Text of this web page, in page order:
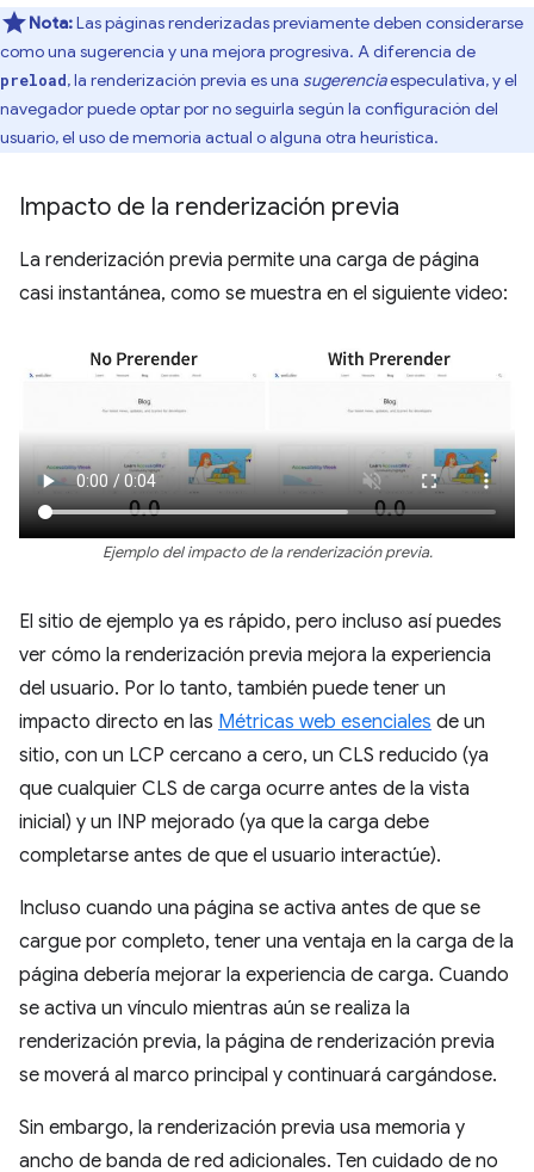
Nota:Las páginas renderizadas previamente deben considerarse
como una sugerencia y una mejora progresiva. A diferencia de
preload, la renderización previa es una sugerenciaespeculativa, y el
navegador puede optar por no seguirla según la configuración del
usuario, el uso de memoria actual o alguna otra heurística.
Impacto de la renderización previa
La renderización previa permite una carga de página
casi instantánea, como se muestra en el siguiente video:
Ejemplo del impacto de la renderización previa.
El sitio de ejemplo ya es rápido, pero incluso así puedes
ver cómo la renderización previa mejora la experiencia
del usuario. Por lo tanto, también puede tener un
impacto directo en las Métricas web esenciales de un
sitio, con un LCP cercano a cero, un CLS reducido (ya
que cualquier CLS de carga ocurre antes de la vista
inicial) y un INP mejorado (ya que la carga debe
completarse antes de que el usuario interactúe).
Incluso cuando una página se activa antes de que se
cargue por completo, tener una ventaja en la carga de la
página debería mejorar la experiencia de carga. Cuando
se activa un vínculo mientras aún se realiza la
renderización previa, la página de renderización previa
se moverá al marco principal y continuará cargándose.
Sin embargo, la renderización previa usa memoria y
ancho de banda de red adicionales. Ten cuidado de no